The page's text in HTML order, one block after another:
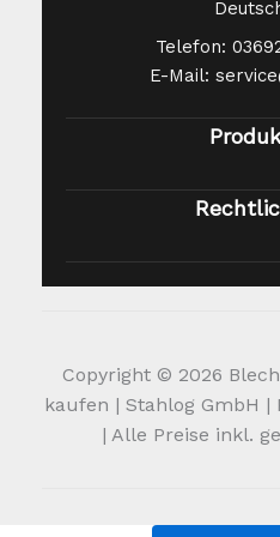
Telefon:
E-Mail:
Copyright © 2026
kaufen | Stahlog GmbH |
| Alle Preise inkl.